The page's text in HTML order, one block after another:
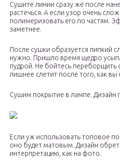
Сушите линии сразу же после
растечься. А если узор очень
полимеризовать его по частям.
заметнее.
После сушки образуется липкий
нужно. Пришло время щедро
пудрой. Не бойтесь переборщить
лишнее слетит после того, как вы
Сушим покрытие в лампе. Дизайн
Если уж использовать топовое
оно будет матовым. Дизайн
интерпретацию, как на фото.